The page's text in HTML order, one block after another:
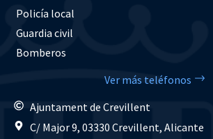
Policía local
Guardia civil
Bomberos
Ver más teléfonos
Ajuntament de Crevillent
C/ Major 9, 03330 Crevillent, Alicante